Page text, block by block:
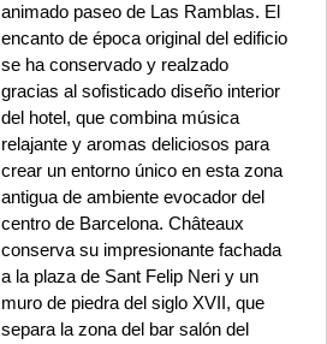
animado paseo de Las Ramblas. El
encanto de época original del edificio
se ha conservado y realzado
gracias al sofisticado diseño interior
del hotel, que combina música
relajante y aromas deliciosos para
crear un entorno único en esta zona
antigua de ambiente evocador del
centro de Barcelona. Châteaux
conserva su impresionante fachada
a la plaza de Sant Felip Neri y un
muro de piedra del siglo XVII, que
separa la zona del bar salón del